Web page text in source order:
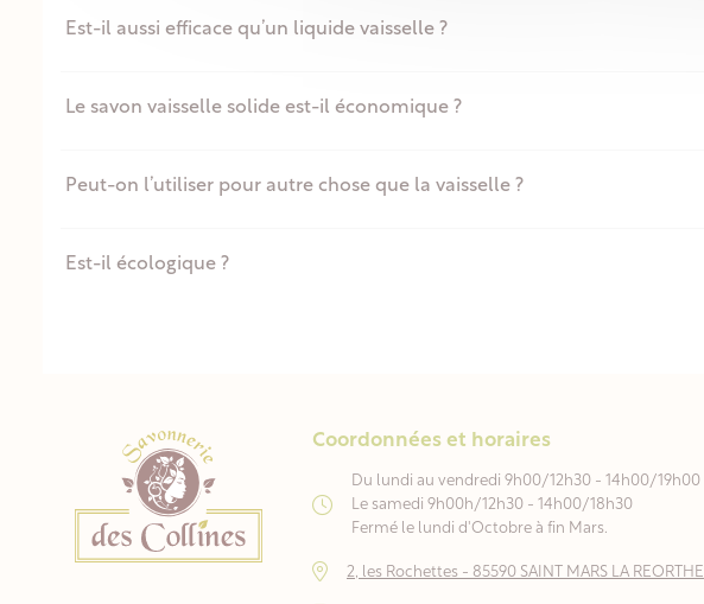
Est-il aussi efficace qu’un liquide vaisselle ?
Le savon vaisselle solide est-il économique ?
Peut-on l’utiliser pour autre chose que la vaisselle ?
Est-il écologique ?
Coordonnées et horaires
Du lundi au vendredi 9h00/12h30 - 14h00/19h00
Le samedi 9h00h/12h30 - 14h00/18h30
Fermé le lundi d'Octobre à fin Mars.
2, les Rochettes - 85590 SAINT MARS LA REORTHE